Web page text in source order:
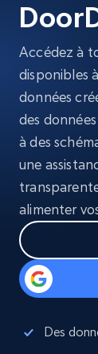
Accédez à
disponibles
données
des
à des
une
alimenter
Des